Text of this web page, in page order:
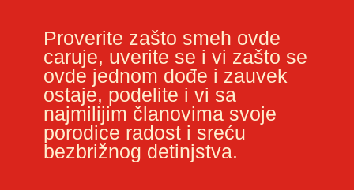
Proverite zašto smeh ovde
caruje, uverite se i vi zašto se
ovde jednom dođe i zauvek
ostaje, podelite i vi sa
najmilijim članovima svoje
porodice radost i sreću
bezbrižnog detinjstva.